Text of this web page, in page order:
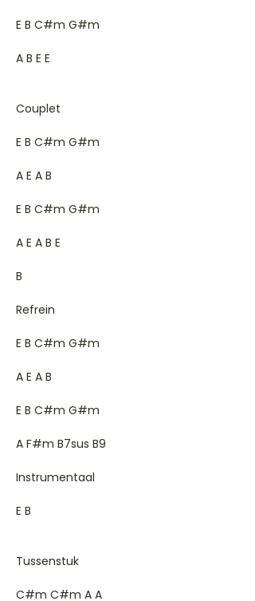
E B C#m G#m
A B E E
Couplet
E B C#m G#m
A E A B
E B C#m G#m
A E A B E
B
Refrein
E B C#m G#m
A E A B
E B C#m G#m
A F#m B7sus B9
Instrumentaal
E B
Tussenstuk
C#m C#m A A